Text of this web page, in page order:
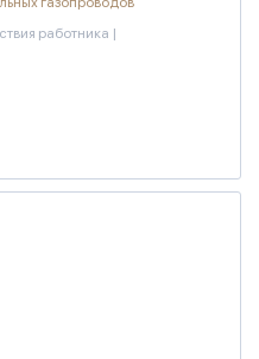
работника |